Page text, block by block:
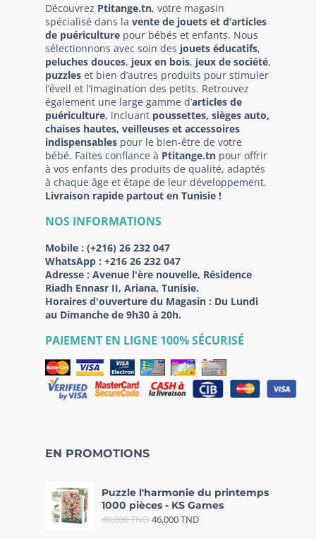
Découvrez Ptitange.tn, votre magasin
spécialisé dans la vente de jouets et d’articles
de puériculture pour bébés et enfants. Nous
sélectionnons avec soin des jouets éducatifs,
peluches douces, jeux en bois, jeux de société,
puzzles et bien d’autres produits pour stimuler
l’éveil et l’imagination des petits. Retrouvez
également une large gamme d’articles de
puériculture, incluant poussettes, sièges auto,
chaises hautes, veilleuses et accessoires
indispensables pour le bien-être de votre
bébé. Faites confiance à Ptitange.tn pour offrir
à vos enfants des produits de qualité, adaptés
à chaque âge et étape de leur développement.
Livraison rapide partout en Tunisie !
NOS INFORMATIONS
Mobile : (+216) 26 232 047
WhatsApp : +216 26 232 047
Adresse : Avenue l'ère nouvelle, Résidence
Riadh Ennasr II, Ariana, Tunisie.
Horaires d'ouverture du Magasin : Du Lundi
au Dimanche de 9h30 à 20h.
PAIEMENT EN LIGNE 100% SÉCURISÉ
EN PROMOTIONS
Puzzle l'harmonie du printemps
1000 pièces - KS Games
49,000TND 46,000TND